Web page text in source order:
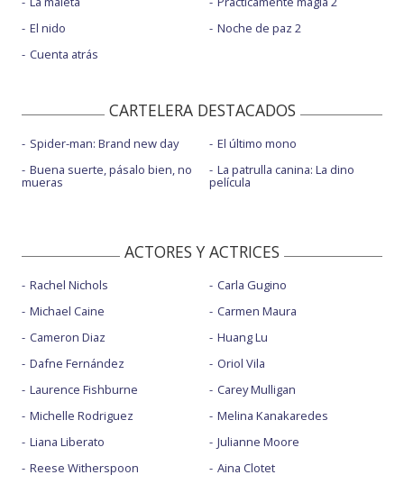
El nido
Cuenta atrás
Noche de paz 2
CARTELERA DESTACADOS
Spider-man: Brand new day
Buena suerte, pásalo bien, no
mueras
El último mono
La patrulla canina: La dino
película
ACTORES Y ACTRICES
Rachel Nichols
Michael Caine
Cameron Diaz
Dafne Fernández
Laurence Fishburne
Michelle Rodriguez
Liana Liberato
Reese Witherspoon
Carla Gugino
Carmen Maura
Huang Lu
Oriol Vila
Carey Mulligan
Melina Kanakaredes
Julianne Moore
Aina Clotet